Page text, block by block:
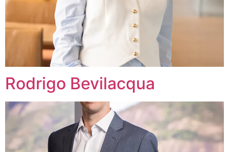
Rodrigo Bevilacqua